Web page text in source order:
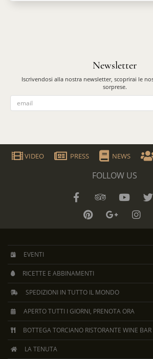
Newsletter
Iscrivendosi alla nostra newsletter, scoprirai le
sorprese.
VIDEO PRESS NEWS
FOLLOW US
EVENTI
RICETTE E ABBINAMENTI
SPEDIZIONI IN TUTTO IL MONDO
APERTO TUTTI I GIORNI, PRENOTA ORA
BOTTEGA TORCIANO RISTORANTE WINE BAR
LA TENUTA